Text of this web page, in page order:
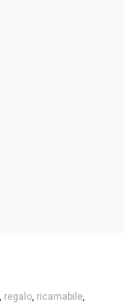
regalo ricamabile